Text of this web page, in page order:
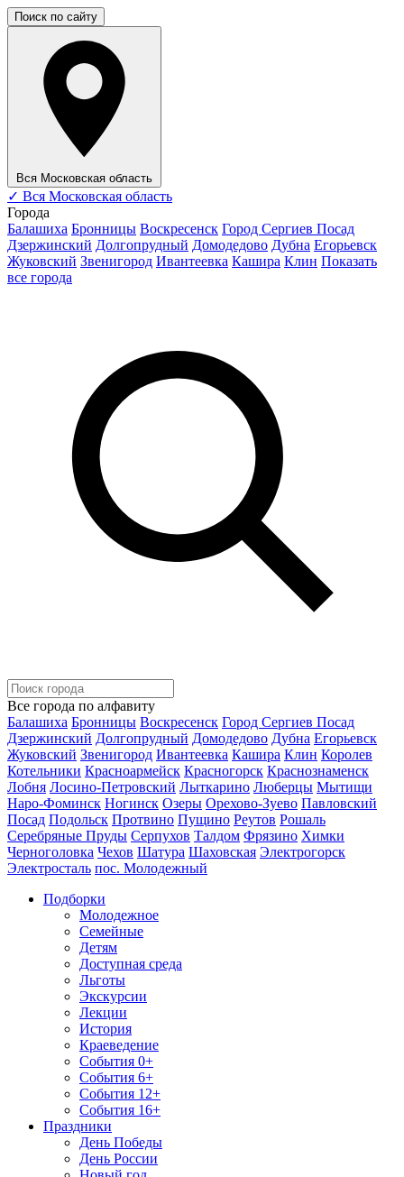
Поиск по сайту
Вся Московская область
✓ Вся Московская область
Города
Балашиха Бронницы Воскресенск Город Сергиев Посад
Дзержинский Долгопрудный Домодедово Дубна Егорьевск
Жуковский Звенигород Ивантеевка Кашира Клин Показать
все города
Все города по алфавиту
Балашиха Бронницы Воскресенск Город Сергиев Посад
Дзержинский Долгопрудный Домодедово Дубна Егорьевск
Жуковский Звенигород Ивантеевка Кашира Клин Королев
Котельники Красноармейск Красногорск Краснознаменск
Лобня Лосино-Петровский Лыткарино Люберцы Мытищи
Наро-Фоминск Ногинск Озеры Орехово-Зуево Павловский
Посад Подольск Протвино Пущино Реутов Рошаль
Серебряные Пруды Серпухов Талдом Фрязино Химки
Черноголовка Чехов Шатура Шаховская Электрогорск
Электросталь пос. Молодежный
Подборки
Молодежное
Семейные
Детям
Доступная среда
Льготы
Экскурсии
Лекции
История
Краеведение
События 0+
События 6+
События 12+
События 16+
Праздники
День Победы
День России